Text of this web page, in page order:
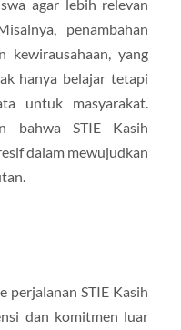
agar lebih relevan
penambahan
kewirausahaan, yang
hanya belajar tetapi
untuk masyarakat.
bahwa STIE Kasih
dalam mewujudkan
perjalanan STIE Kasih
dan komitmen luar